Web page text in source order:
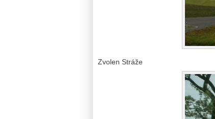
Zvolen Stráže